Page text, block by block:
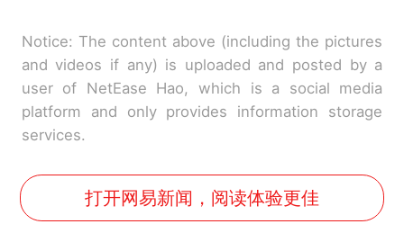
Notice: The content above (including the pictures
and videos if any) is uploaded and posted by a
user of NetEase Hao, which is a social media
platform and only provides information storage
services.
打开网易新闻，阅读体验更佳